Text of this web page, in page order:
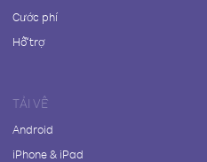
Cước phí
Hỗ trợ
TẢI VỀ
Android
iPhone & iPad